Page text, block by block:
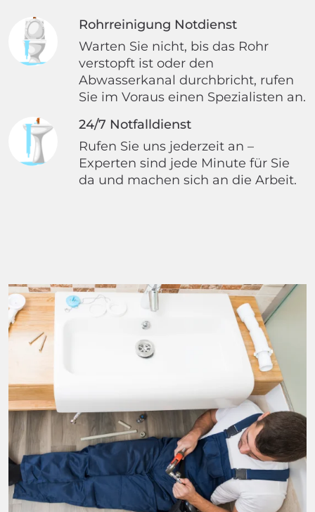
Rohrreinigung Notdienst
Warten Sie nicht, bis das Rohr
verstopft ist oder den
Abwasserkanal durchbricht, rufen
Sie im Voraus einen Spezialisten an.
24/7 Notfalldienst
Rufen Sie uns jederzeit an –
Experten sind jede Minute für Sie
da und machen sich an die Arbeit.